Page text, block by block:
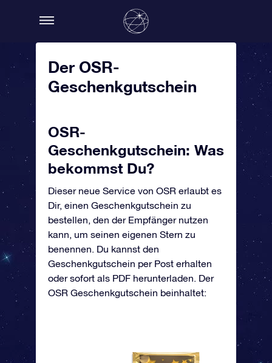
Der OSR-
Geschenkgutschein
OSR-
Geschenkgutschein: Was
bekommst Du?
Dieser neue Service von OSR erlaubt es
Dir, einen Geschenkgutschein zu
bestellen, den der Empfänger nutzen
kann, um seinen eigenen Stern zu
benennen. Du kannst den
Geschenkgutschein per Post erhalten
oder sofort als PDF herunterladen. Der
OSR Geschenkgutschein beinhaltet: